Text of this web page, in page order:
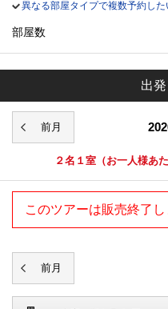
異なる部屋タイプで複数予約した
部屋数
出
２名１室 （お一人様あ
このツアーは販売終了し